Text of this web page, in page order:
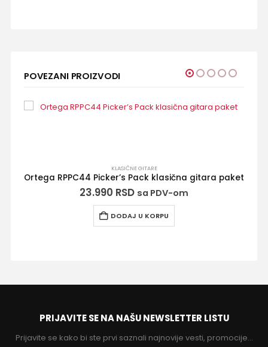
POVEZANI PROIZVODI
KLASIČNE GITARE
Ortega RPPC44 Picker’s Pack klasična gitara paket
23.990RSD sa PDV-om
DODAJ U KORPU
PRIJAVITE SE NA NAŠU NEWSLETTER LISTU
Prijavite se kako bi ste prvi saznali najnovije vesti, promocije…